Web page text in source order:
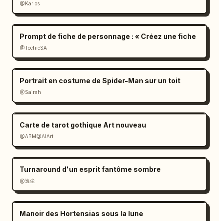
@Karlos
Prompt de fiche de personnage : « Créez une fiche
@TechieSA
Portrait en costume de Spider-Man sur un toit
@Sairah
Carte de tarot gothique Art nouveau
@ABM@AIArt
Turnaround d'un esprit fantôme sombre
@逸尘
Manoir des Hortensias sous la lune